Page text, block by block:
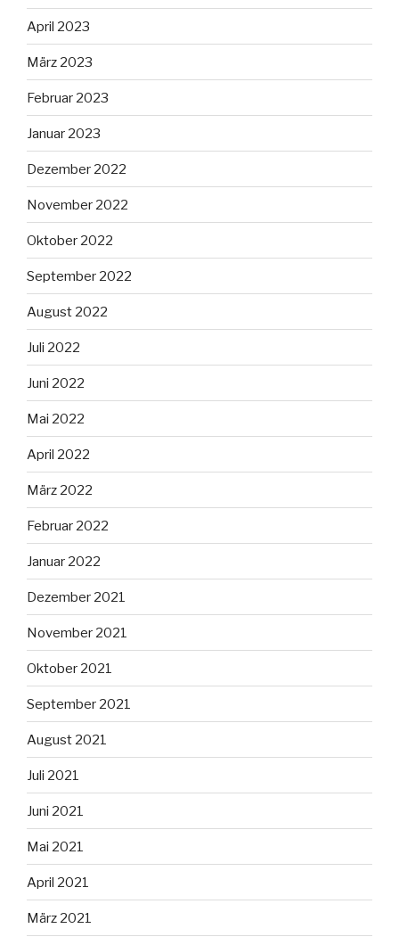
April 2023
März 2023
Februar 2023
Januar 2023
Dezember 2022
November 2022
Oktober 2022
September 2022
August 2022
Juli 2022
Juni 2022
Mai 2022
April 2022
März 2022
Februar 2022
Januar 2022
Dezember 2021
November 2021
Oktober 2021
September 2021
August 2021
Juli 2021
Juni 2021
Mai 2021
April 2021
März 2021